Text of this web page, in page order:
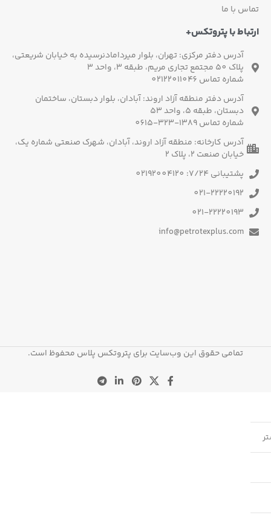
با ما
با پتروتکس+
آدرس دفتر مرکزی: تهران، بلوار میردامادنرسیده به خیابان شریعتی،
پلاک 50 مجتمع تجاری مریم، طبقه 3، واحد 3
شماره تماس 02122011046
آدرس دفتر منطقه آزاد اروند: آبادان، بلوار دبستان، ساختمان
دبستان، طبقه 5، واحد 53
شماره تماس 1389-323-0615
آدرس کارخانه: منطقه آزاد اروند، آبادان، شهرک صنعتی شماره یک،
خیابان صنعت 2، پلاک 2
پشتیبانی 7/24: 02192004120
021-22220192
021-22220193
info@petrotexplus.com
تمامی حقوق این وب‌سایت برای پتروتکس پلاس محفوظ است.